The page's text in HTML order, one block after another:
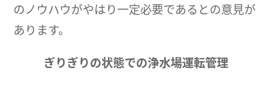
のノウハウがやはり一定必要であるとの意見が
あります。
ぎりぎりの状態での浄水場運転管理